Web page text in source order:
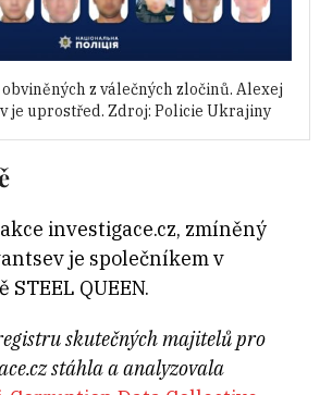
z válečných zločinů. Alexej
je uprostřed. Zdroj: Policie Ukrajiny
investigace.cz, zmíněný
je společníkem v
QUEEN.
skutečných majitelů pro
stáhla a analyzovala